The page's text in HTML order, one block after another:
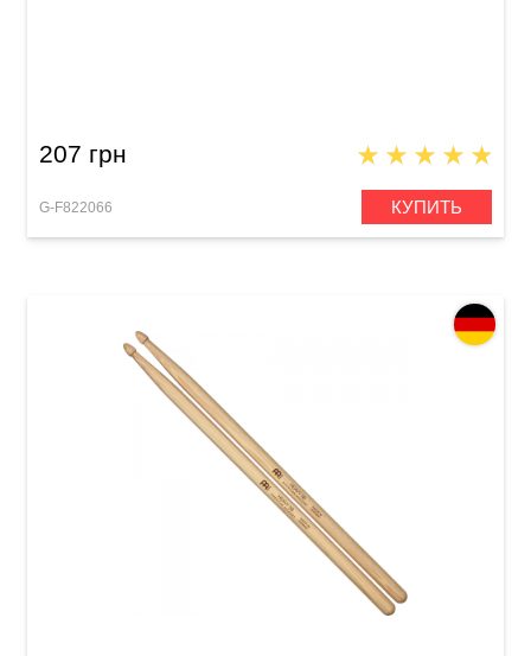
207 грн
G-F822066 КУПИТЬ